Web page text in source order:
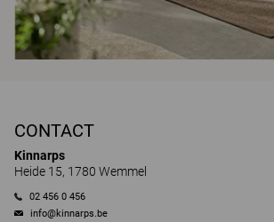
CONTACT
Kinnarps
Heide 15, 1780 Wemmel
02 456 0 456
info@kinnarps.be